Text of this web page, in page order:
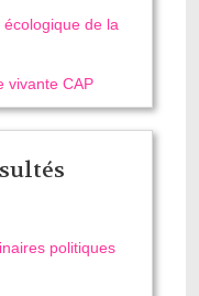
de la
vivante CAP
politiques